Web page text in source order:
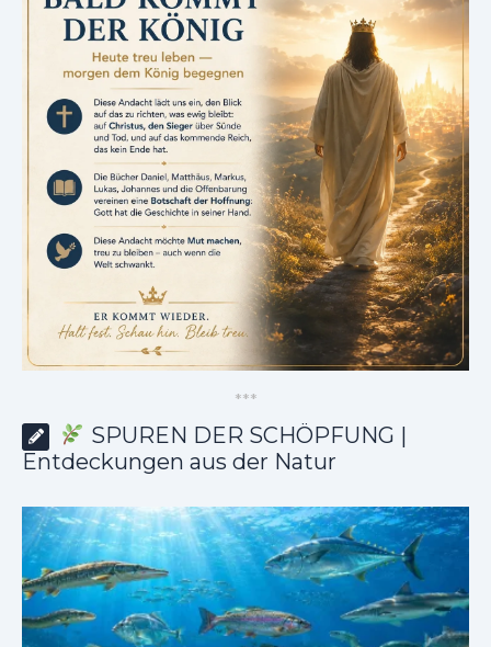
***
SPUREN DER SCHÖPFUNG |
Entdeckungen aus der Natur